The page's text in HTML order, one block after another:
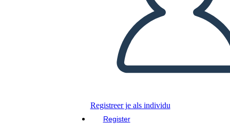
Registreer je als individu
Register